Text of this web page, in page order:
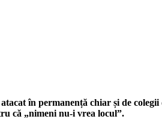
în permanență chiar și de
că „nimeni nu-i vrea locul”.